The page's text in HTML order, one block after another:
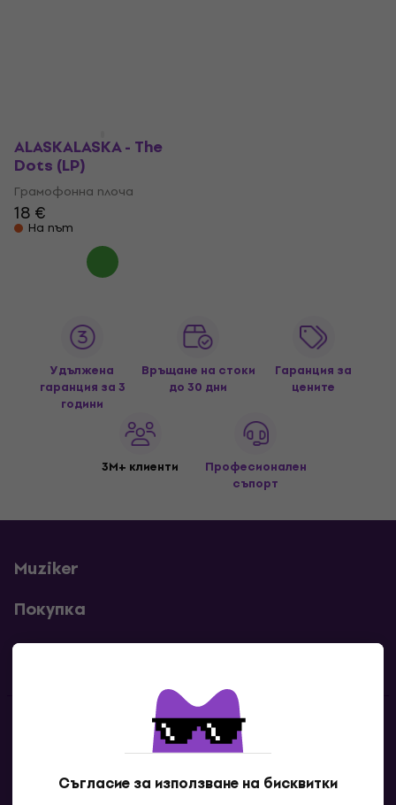
Съгласие за използване на бисквитки
ALASKALASKA - The
Dots (LP)
Грамофонна плоча
18 €
На път
Удължена
гаранция за 3
години
Връщане на стоки
до 30 дни
Гаранция за
цените
3M+ клиенти
Професионален
съпорт
Muziker
Покупка
Полезни линкове
Контакти